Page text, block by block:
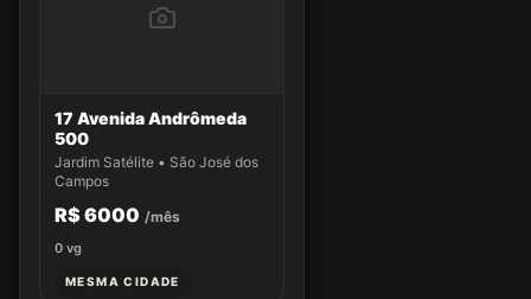
17 Avenida Andrômeda
500
Jardim Satélite • São José dos
Campos
R$ 6000 /mês
0 vg
MESMA CIDADE